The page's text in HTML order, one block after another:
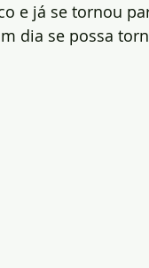
e já se tornou
dia se possa